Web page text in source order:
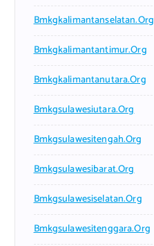
Bmkgkalimantanselatan.org
Bmkgkalimantantimur.org
Bmkgkalimantanutara.org
Bmkgsulawesiutara.org
Bmkgsulawesitengah.org
Bmkgsulawesibarat.org
Bmkgsulawesiselatan.org
Bmkgsulawesitenggara.org